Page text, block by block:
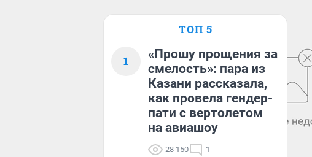
ТОП 5
1
«Прошу прощения за
смелость»: пара из
Казани рассказала,
как провела гендер-
пати с вертолетом
на авиашоу
28 150 1